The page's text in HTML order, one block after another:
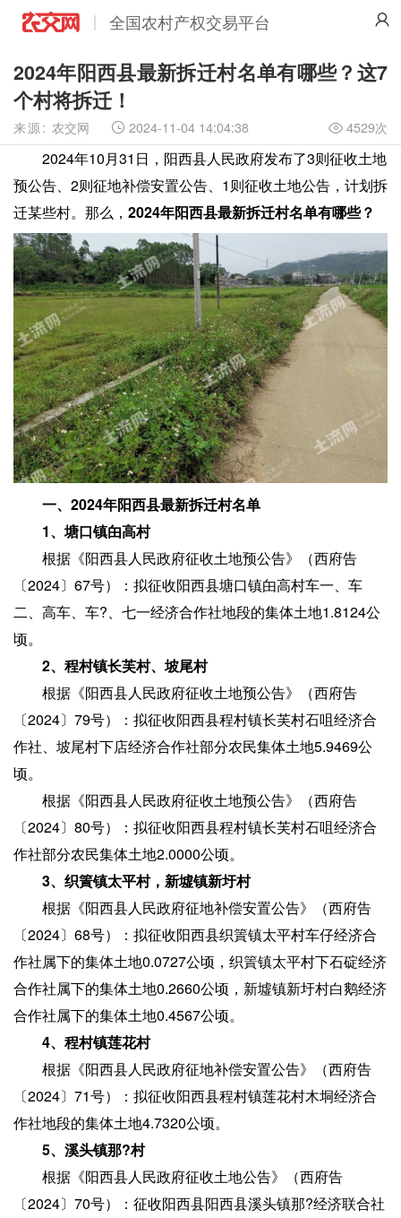
全国农村产权交易平台
2024年阳西县最新拆迁村名单有哪些？这7
个村将拆迁！
来源: 农交网 2024-11-04 14:04:38  4529次
2024年10月31日，阳西县人民政府发布了3则征收土地
预公告、2则征地补偿安置公告、1则征收土地公告，计划拆
迁某些村。那么， 2024年阳西县最新拆迁村名单有哪些？
一、2024年阳西县最新拆迁村名单
1、塘口镇甶高村
根据《阳西县人民政府征收土地预公告》（西府告
〔2024〕67号）：拟征收阳西县塘口镇甶高村车一、车
二、高车、车?、七一经济合作社地段的集体土地1.8124公
顷。
2、程村镇长芙村、坡尾村
根据《阳西县人民政府征收土地预公告》（西府告
〔2024〕79号）：拟征收阳西县程村镇长芙村石咀经济合
作社、坡尾村下店经济合作社部分农民集体土地5.9469公
顷。
根据《阳西县人民政府征收土地预公告》（西府告
〔2024〕80号）：拟征收阳西县程村镇长芙村石咀经济合
作社部分农民集体土地2.0000公顷。
3、织篢镇太平村，新墟镇新圩村
根据《阳西县人民政府征地补偿安置公告》（西府告
〔2024〕68号）：拟征收阳西县织篢镇太平村车仔经济合
作社属下的集体土地0.0727公顷，织篢镇太平村下石碇经济
合作社属下的集体土地0.2660公顷，新墟镇新圩村白鹅经济
合作社属下的集体土地0.4567公顷。
4、程村镇莲花村
根据《阳西县人民政府征地补偿安置公告》（西府告
〔2024〕71号）：拟征收阳西县程村镇莲花村木垌经济合
作社地段的集体土地4.7320公顷。
5、溪头镇那?村
根据《阳西县人民政府征收土地公告》（西府告
〔2024〕70号）：征收阳西县阳西县溪头镇那?经济联合社